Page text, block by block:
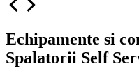
Echipamente si
Spalatorii Self